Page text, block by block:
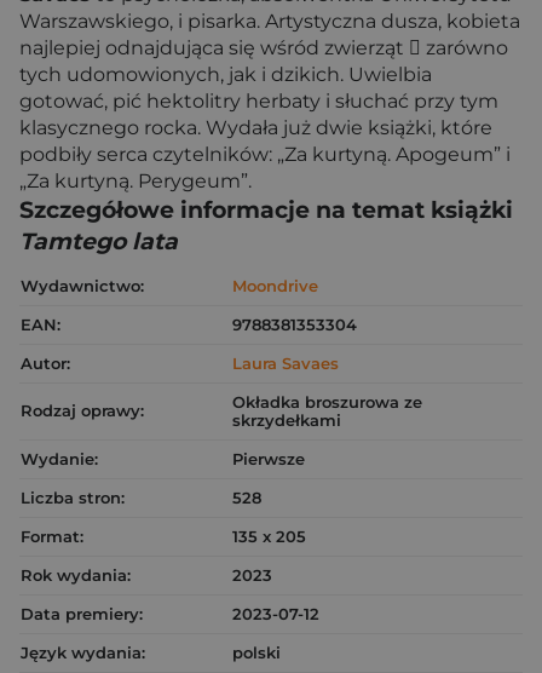
Warszawskiego, i pisarka. Artystyczna dusza, kobieta
najlepiej odnajdująca się wśród zwierząt  zarówno
tych udomowionych, jak i dzikich. Uwielbia
gotować, pić hektolitry herbaty i słuchać przy tym
klasycznego rocka. Wydała już dwie książki, które
podbiły serca czytelników: „Za kurtyną. Apogeum” i
„Za kurtyną. Perygeum”.
Szczegółowe informacje na temat książki
Tamtego lata
Wydawnictwo:
Moondrive
EAN:
9788381353304
Autor:
Laura Savaes
Rodzaj oprawy:
Okładka broszurowa ze
skrzydełkami
Wydanie:
Pierwsze
Liczba stron:
528
Format:
135 x 205
Rok wydania:
2023
Data premiery:
2023-07-12
Język wydania:
polski